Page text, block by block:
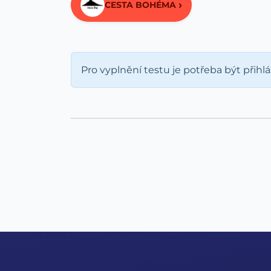
CESTA BOHÉMA ›
Pro vyplnění testu je potřeba být